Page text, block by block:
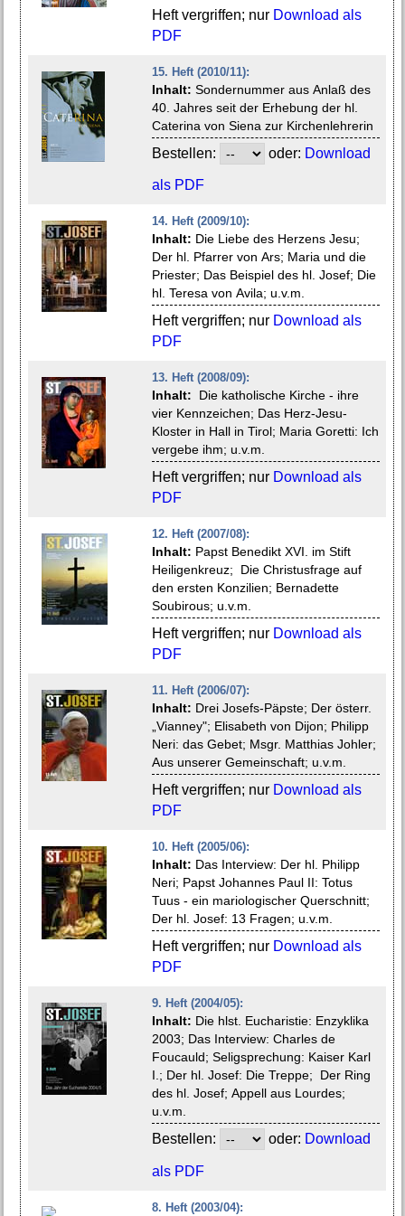
Heft vergriffen; nur Download als
PDF
15. Heft (2010/11):
Inhalt: Sondernummer aus Anlaß des
40. Jahres seit der Erhebung der hl.
Caterina von Siena zur Kirchenlehrerin
Bestellen: oder: Download
als PDF
14. Heft (2009/10):
Inhalt: Die Liebe des Herzens Jesu;
Der hl. Pfarrer von Ars; Maria und die
Priester; Das Beispiel des hl. Josef; Die
hl. Teresa von Avila; u.v.m.
Heft vergriffen; nur Download als
PDF
13. Heft (2008/09):
Inhalt: Die katholische Kirche - ihre
vier Kennzeichen; Das Herz-Jesu-
Kloster in Hall in Tirol; Maria Goretti: Ich
vergebe ihm; u.v.m.
Heft vergriffen; nur Download als
PDF
12. Heft (2007/08):
Inhalt: Papst Benedikt XVI. im Stift
Heiligenkreuz; Die Christusfrage auf
den ersten Konzilien; Bernadette
Soubirous; u.v.m.
Heft vergriffen; nur Download als
PDF
11. Heft (2006/07):
Inhalt: Drei Josefs-Päpste; Der österr.
„Vianney"; Elisabeth von Dijon; Philipp
Neri: das Gebet; Msgr. Matthias Johler;
Aus unserer Gemeinschaft; u.v.m.
Heft vergriffen; nur Download als
PDF
10. Heft (2005/06):
Inhalt: Das Interview: Der hl. Philipp
Neri; Papst Johannes Paul II: Totus
Tuus - ein mariologischer Querschnitt;
Der hl. Josef: 13 Fragen; u.v.m.
Heft vergriffen; nur Download als
PDF
9. Heft (2004/05):
Inhalt: Die hlst. Eucharistie: Enzyklika
2003; Das Interview: Charles de
Foucauld; Seligsprechung: Kaiser Karl
I.; Der hl. Josef: Die Treppe; Der Ring
des hl. Josef; Appell aus Lourdes;
u.v.m.
Bestellen: oder: Download
als PDF
8. Heft (2003/04):